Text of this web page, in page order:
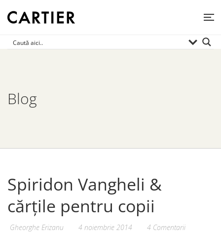
Blog
Spiridon Vangheli &
cărțile pentru copii
Gheorghe Erizanu 4 noiembrie 2014
4 Comentarii